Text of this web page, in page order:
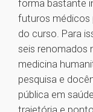
forma bastante
futuros médicos
do curso. Para
seis renomados
medicina
pesquisa e
pública em